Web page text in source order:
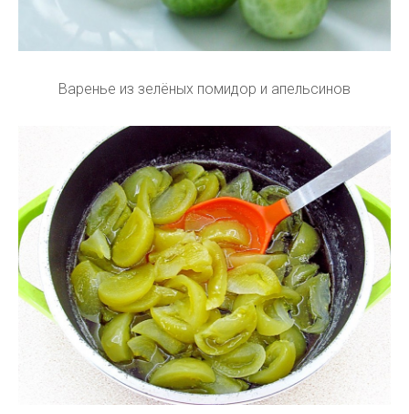
Варенье из зелёных помидор и апельсинов